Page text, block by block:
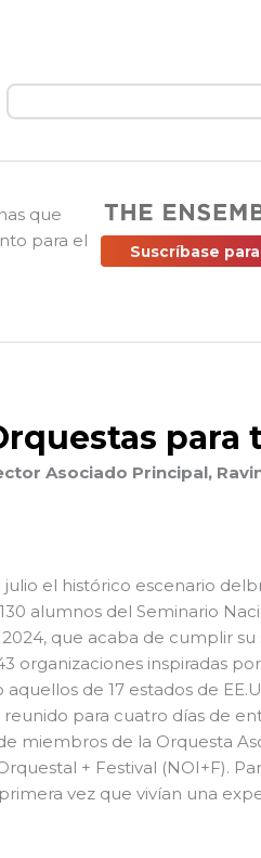
Buscar
que
para el
Suscríbase
para
Asociado Principal,
julio el histórico escenario del
alumnos del Seminario
que acaba de cumplir
organizaciones inspiradas
de 17 estados de
reunido para cuatro días de
miembros de la Orquesta
+ Festival (NOI+F).
vez que vivían una